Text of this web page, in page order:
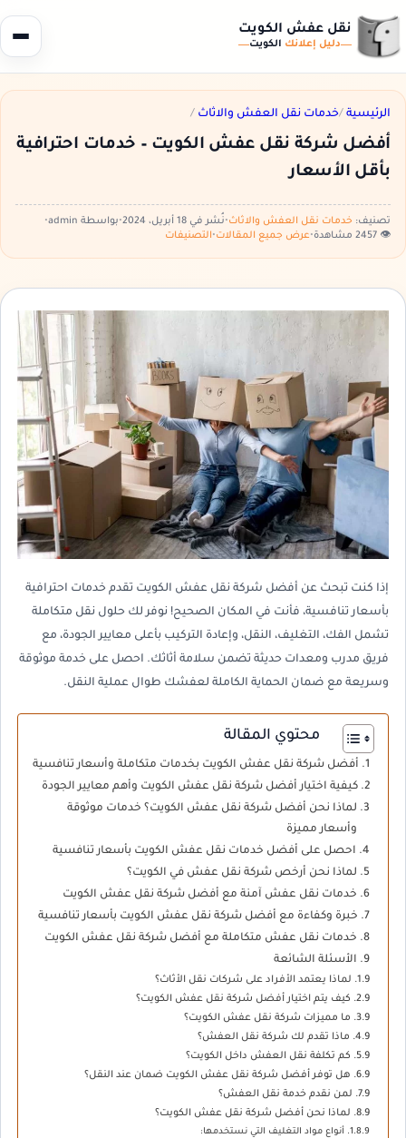
نقل عفش الكويت
دليل إعلانك الكويت
الرئيسية /خدمات نقل العفش والاثاث /
أفضل شركة نقل عفش الكويت – خدمات احترافية
بأقل الأسعار
تصنيف: خدمات نقل العفش والاثاث•نُشر في 18 أبريل، 2024 •بواسطة admin
•
👁️ 2457 مشاهدة
•عرض جميع المقالات•التصنيفات
إذا كنت تبحث عن أفضل شركة نقل عفش الكويت تقدم خدمات احترافية
بأسعار تنافسية، فأنت في المكان الصحيح! نوفر لك حلول نقل متكاملة
تشمل الفك، التغليف، النقل، وإعادة التركيب بأعلى معايير الجودة، مع
فريق مدرب ومعدات حديثة تضمن سلامة أثاثك. احصل على خدمة موثوقة
وسريعة مع ضمان الحماية الكاملة لعفشك طوال عملية النقل.
محتوي المقالة
أفضل شركة نقل عفش الكويت بخدمات متكاملة وأسعار تنافسية
كيفية اختيار أفضل شركة نقل عفش الكويت وأهم معايير الجودة
لماذا نحن أفضل شركة نقل عفش الكويت؟ خدمات موثوقة
وأسعار مميزة
احصل على أفضل خدمات نقل عفش الكويت بأسعار تنافسية
لماذا نحن أرخص شركة نقل عفش في الكويت؟
خدمات نقل عفش آمنة مع أفضل شركة نقل عفش الكويت
خبرة وكفاءة مع أفضل شركة نقل عفش الكويت بأسعار تنافسية
خدمات نقل عفش متكاملة مع أفضل شركة نقل عفش الكويت
الأسئلة الشائعة
لماذا يعتمد الأفراد على شركات نقل الأثاث؟
كيف يتم اختيار أفضل شركة نقل عفش الكويت؟
ما مميزات شركة نقل عفش الكويت؟
ماذا تقدم لك شركة نقل العفش؟
كم تكلفة نقل العفش داخل الكويت؟
هل توفر أفضل شركة نقل عفش الكويت ضمان عند النقل؟
لمن نقدم خدمة نقل العفش؟
لماذا نحن أفضل شركة نقل عفش الكويت؟
أنواع مواد التغليف التي نستخدمها: